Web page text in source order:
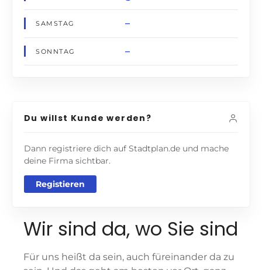
SAMSTAG –
SONNTAG –
Du willst Kunde werden?
Dann registriere dich auf Stadtplan.de und mache
deine Firma sichtbar.
Registieren
Wir sind da, wo Sie sind
Für uns heißt da sein, auch füreinander da zu